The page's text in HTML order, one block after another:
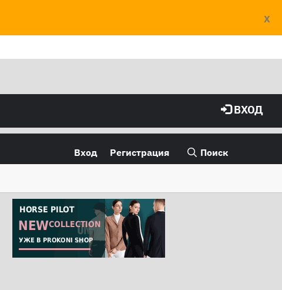
X
ВХОД
Вход Регистрация Поиск